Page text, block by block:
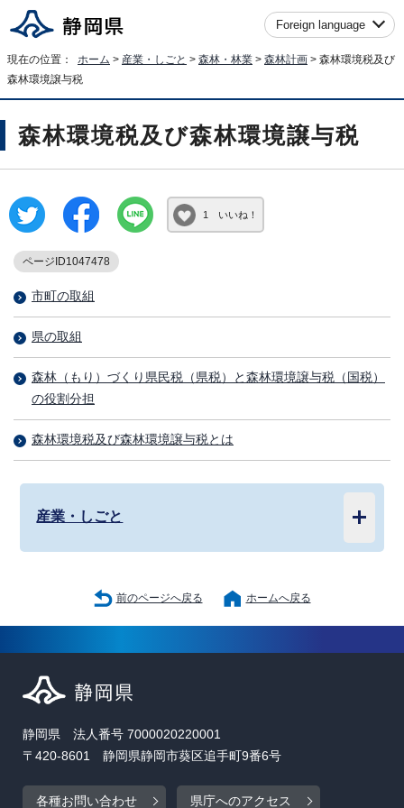
Foreign language
現在の位置： ホーム > 産業・しごと > 森林・林業 > 森林計画 > 森林環境税及び
森林環境譲与税
森林環境税及び森林環境譲与税
1 いいね！
ページID1047478
市町の取組
県の取組
森林（もり）づくり県民税（県税）と森林環境譲与税（国税）
の役割分担
森林環境税及び森林環境譲与税とは
産業・しごと
前のページへ戻る ホームへ戻る
静岡県 法人番号 7000020220001
〒420-8601 静岡県静岡市葵区追手町9番6号
各種お問い合わせ 県庁へのアクセス